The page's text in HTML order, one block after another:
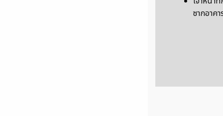
ซากอาคา